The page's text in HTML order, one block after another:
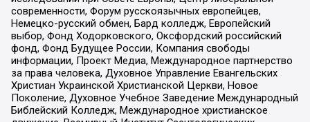
современности, Форум русскоязычных европейцев,
Немецко-русский обмен, Бард колледж, Европейский
выбор, Фонд Ходорковского, Оксфордский российский
фонд, Фонд Будущее России, Компания свободы
информации, Проект Медиа, Международное партнерство
за права человека, Духовное Управление Евангельских
Христиан Украинской Христианской Церкви, Новое
Поколение, Духовное Учебное Заведение Международный
Библейский Колледж, Международное христианское